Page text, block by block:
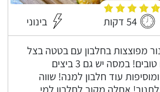
54 דקות בינוני
מפוצצות בחלבון עם בטטה בצל
מטוגן סלרי ועוד דברים טובים! במסה יש גם 3 ביצים
עוד חלבון למנה! שווה
אחלה מקור לחלבון למי